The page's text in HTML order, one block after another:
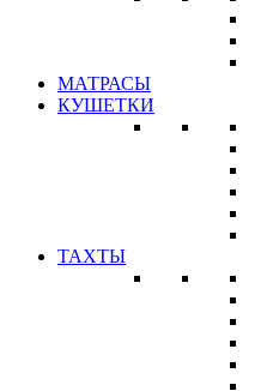
МАТРАСЫ
КУШЕТКИ
ТАХТЫ